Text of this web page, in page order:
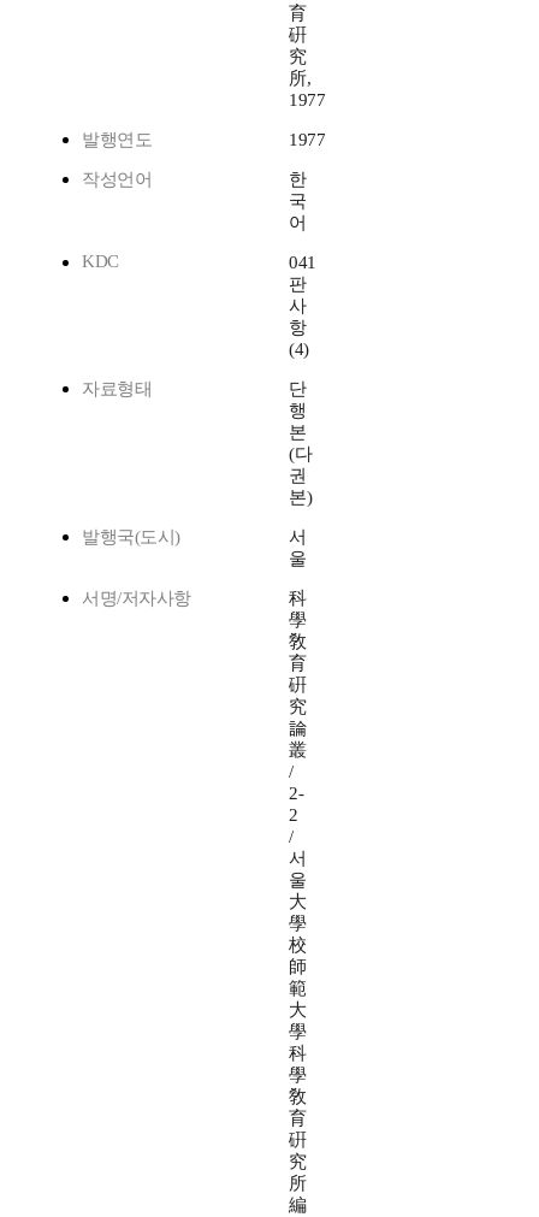
育
硏
究
所,
1977
발행연도 1977
작성언어
한
국
어
KDC
041
판
사
항
(4)
자료형태
단
행
본
(다
권
본)
발행국(도시)
서
울
서명/저자사항
科
學
敎
育
硏
究
論
叢
/
2-
2
/
서
울
大
學
校
師
範
大
學
科
學
敎
育
硏
究
所
編